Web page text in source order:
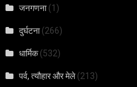
जनगणना(1)
दुर्घटना(266)
धार्मिक(532)
पर्व, त्यौहार और मेले(213)